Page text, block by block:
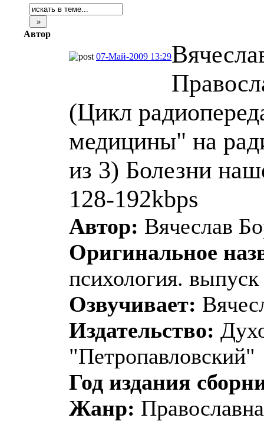
Автор
07-Май-2009 13:29
(Цикл
медицины" на
из 3) Болезни
128-192kbps
Автор: Вячеслав
Оригинальное
психология.
Озвучивает:
Издательство:
"Петропавловский"
Год издания
Жанр: